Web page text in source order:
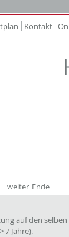
Kontakt
weiter Ende
auf den
7 Jahre).